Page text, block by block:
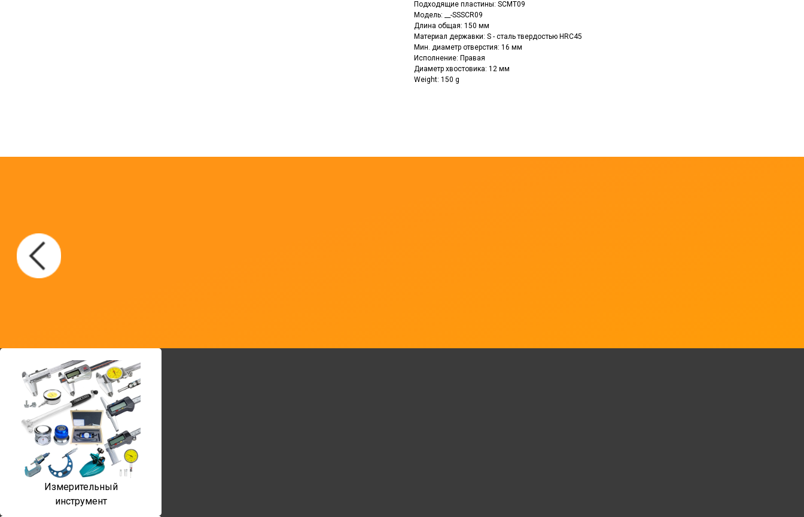
Подходящие пластины: SСMT09
Модель: __-SSSCR09
Длина общая: 150 мм
Материал державки: S - сталь твердостью HRC45
Мин. диаметр отверстия: 16 мм
Исполнение: Правая
Диаметр хвостовика: 12 мм
Weight: 150 g
Измерительный
инструмент